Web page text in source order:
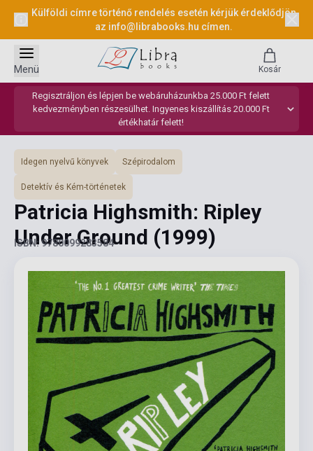
Külföldi címre történő rendelés esetén kérjük érdeklődjön
az info@librabooks.hu címen.
Regisztráljon és lépjen be webáruházunkba 25.000 Ft felett
kedvezményben részesülhet. Ingyenes kiszállítás 20.000 Ft
értékhatár felett!
Menü Kosár
Idegen nyelvű könyvek Szépirodalom
Detektív és Kém-történetek
Patricia Highsmith: Ripley
Under Ground (1999)
ISBN: 9780099283584